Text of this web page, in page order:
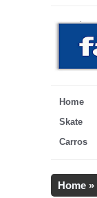
Home
Skate
Carros
Home »